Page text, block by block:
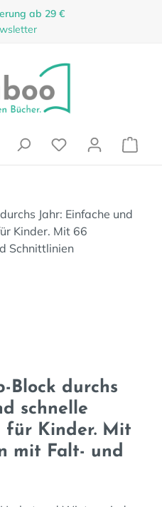
ab 29 €
Block durchs
schnelle
für Kinder. Mit
mit Falt- und